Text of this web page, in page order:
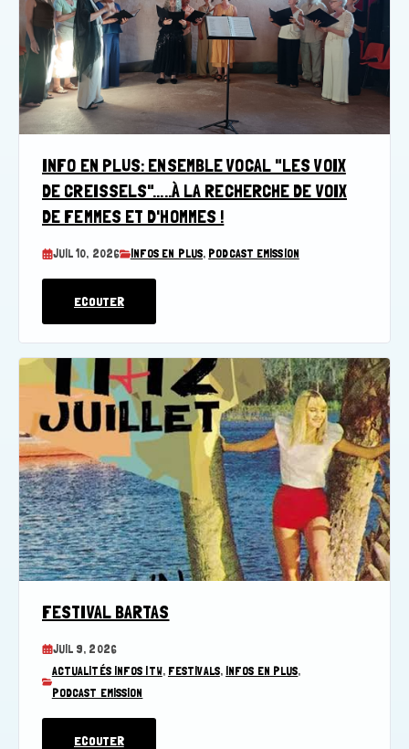
INFO EN PLUS: ENSEMBLE VOCAL "LES VOIX
DE CREISSELS".....À LA RECHERCHE DE VOIX
DE FEMMES ET D'HOMMES !
JUIL 10, 2026 INFOS EN PLUS, PODCAST EMISSION
ECOUTER
FESTIVAL BARTAS
JUIL 9, 2026
ACTUALITÉS INFOS ITW, FESTIVALS, INFOS EN PLUS,
PODCAST EMISSION
ECOUTER